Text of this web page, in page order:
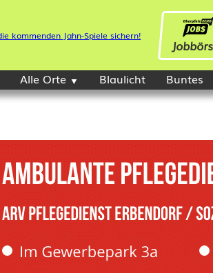
Alle Orte Blaulicht Buntes